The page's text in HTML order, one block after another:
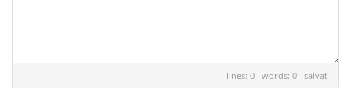
lines: 0 words: 0 salvat